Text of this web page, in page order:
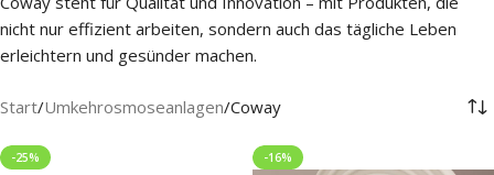
nicht nur effizient arbeiten, sondern auch das tägliche Leben
erleichtern und gesünder machen.
Start Umkehrosmoseanlagen Coway
-25% -16%